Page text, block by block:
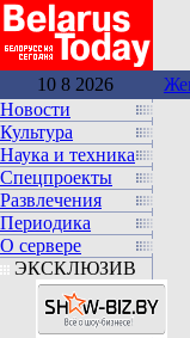
10 8 2026
Новости
Культура
Наука и техника
Спецпроекты
Развлечения
Периодика
О сервере
ЭКСКЛЮЗИВ